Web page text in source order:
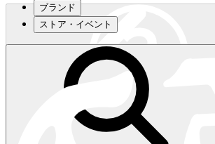
キャロウェイアパレルはこちら>>>
ブランド
ストア・イベント